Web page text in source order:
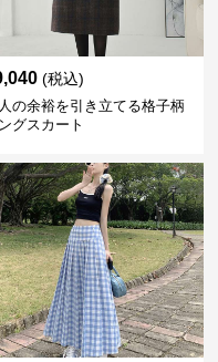
(税込)
の余裕を引き立てる格子柄
グスカート